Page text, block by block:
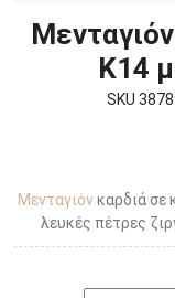
Κ14
SKU
Μενταγιόνκαρδιά σε
λευκές πέτρες